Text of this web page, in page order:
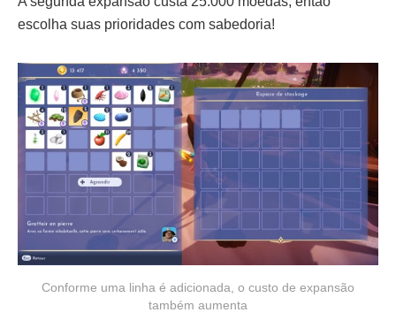
escolha suas prioridades com sabedoria!
Conforme uma linha é adicionada, o custo de expansão
também aumenta